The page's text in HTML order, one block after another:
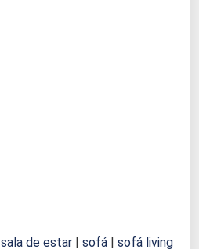
sala de estar | sofá | sofá living